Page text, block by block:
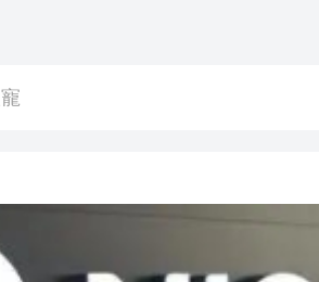
餘年骨肉分離終迎司法進程
而去開車逃去
國榮、許冠傑等填詞